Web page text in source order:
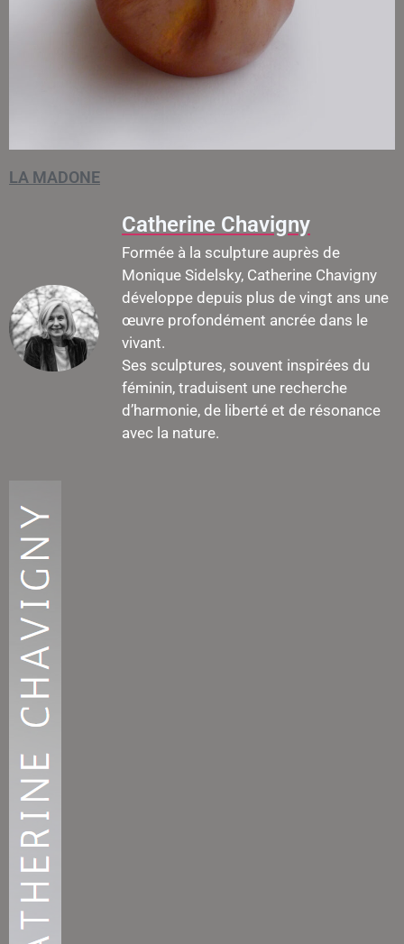
LA MADONE
Catherine Chavigny
Formée à la sculpture auprès de
Monique Sidelsky, Catherine Chavigny
développe depuis plus de vingt ans une
œuvre profondément ancrée dans le
vivant.
Ses sculptures, souvent inspirées du
féminin, traduisent une recherche
d’harmonie, de liberté et de résonance
avec la nature.